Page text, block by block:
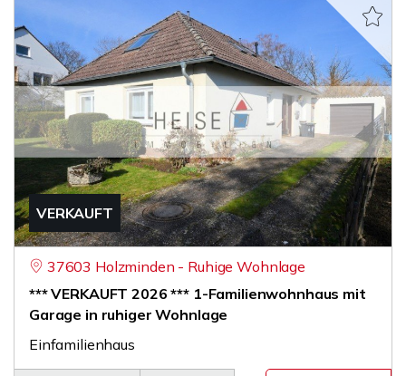
VERKAUFT
37603 Holzminden - Ruhige Wohnlage
*** VERKAUFT 2026 *** 1-Familienwohnhaus mit
Garage in ruhiger Wohnlage
Einfamilienhaus